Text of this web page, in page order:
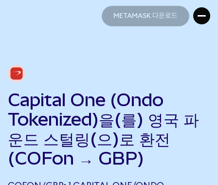
METAMASK 다운로드
Capital One (Ondo
Tokenized)을(를) 영국 파
운드 스털링(으)로 환전
(COFon → GBP)